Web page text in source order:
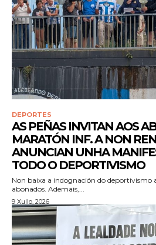
DEPORTES
AS PEÑAS INVITAN AOS
MARATÓN INF. A NON
ANUNCIAN UNHA
TODO O DEPORTIVISMO
Non baixa a indognación do deportivismo
abonados. Ademais,...
9 Xullo, 2026